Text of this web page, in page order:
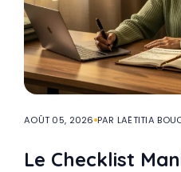
AOÛT 05, 2026 PAR LAËTITIA
Le Checklist